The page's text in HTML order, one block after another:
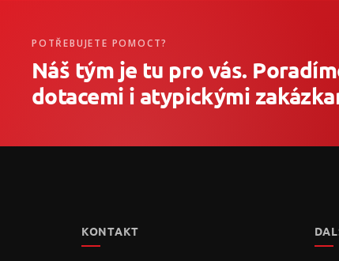
POTŘEBUJETE POMOCT?
Náš tým je tu pro vás.
dotacemi i atypickými
KONTAKT